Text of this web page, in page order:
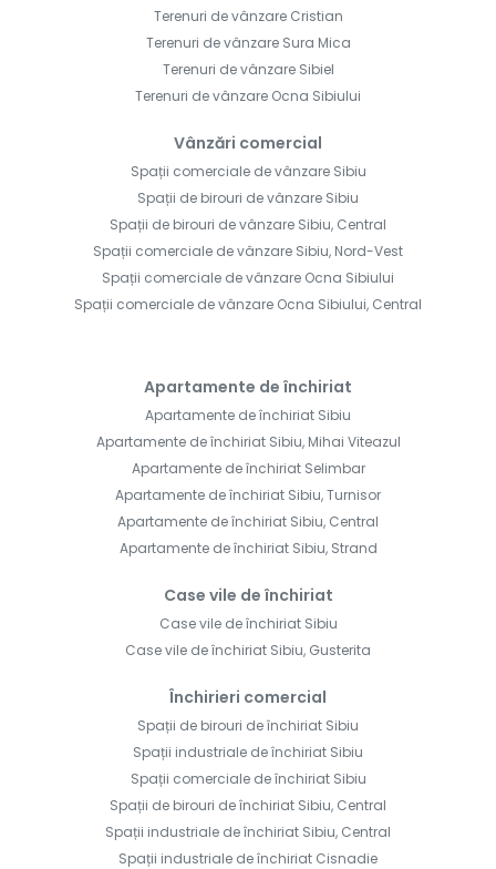
Terenuri de vânzare Cristian
Terenuri de vânzare Sura Mica
Terenuri de vânzare Sibiel
Terenuri de vânzare Ocna Sibiului
Vânzări comercial
Spații comerciale de vânzare Sibiu
Spații de birouri de vânzare Sibiu
Spații de birouri de vânzare Sibiu, Central
Spații comerciale de vânzare Sibiu, Nord-Vest
Spații comerciale de vânzare Ocna Sibiului
Spații comerciale de vânzare Ocna Sibiului, Central
Apartamente de închiriat
Apartamente de închiriat Sibiu
Apartamente de închiriat Sibiu, Mihai Viteazul
Apartamente de închiriat Selimbar
Apartamente de închiriat Sibiu, Turnisor
Apartamente de închiriat Sibiu, Central
Apartamente de închiriat Sibiu, Strand
Case vile de închiriat
Case vile de închiriat Sibiu
Case vile de închiriat Sibiu, Gusterita
Închirieri comercial
Spații de birouri de închiriat Sibiu
Spații industriale de închiriat Sibiu
Spații comerciale de închiriat Sibiu
Spații de birouri de închiriat Sibiu, Central
Spații industriale de închiriat Sibiu, Central
Spații industriale de închiriat Cisnadie